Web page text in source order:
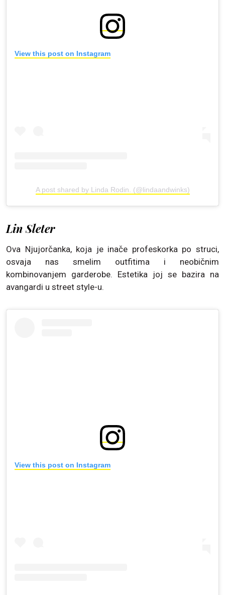
View this post on Instagram
A post shared by Linda Rodin. (@lindaandwinks)
Lin Sleter
Ova Njujorčanka, koja je inače profeskorka po struci,
osvaja nas smelim outfitima i neobičnim
kombinovanjem garderobe. Estetika joj se bazira na
avangardi u street style-u.
View this post on Instagram